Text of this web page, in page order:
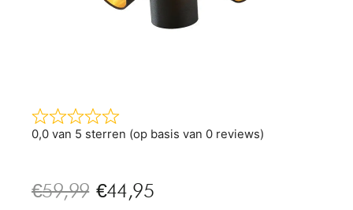
0,0 van 5 sterren (op basis van 0 reviews)
€59,99 €44,95